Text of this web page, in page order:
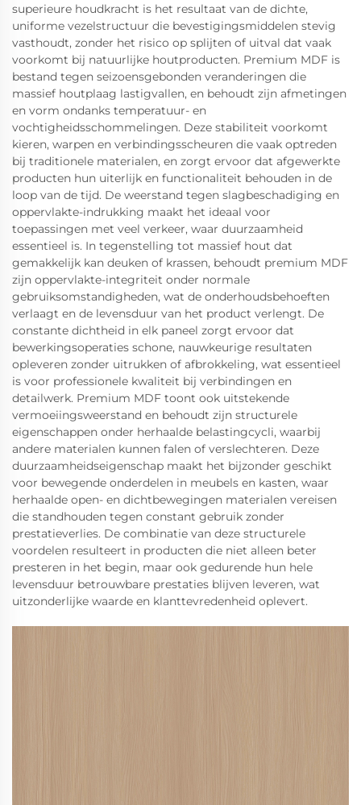
superieure houdkracht is het resultaat van de dichte,
uniforme vezelstructuur die bevestigingsmiddelen stevig
vasthoudt, zonder het risico op splijten of uitval dat vaak
voorkomt bij natuurlijke houtproducten. Premium MDF is
bestand tegen seizoensgebonden veranderingen die
massief houtplaag lastigvallen, en behoudt zijn afmetingen
en vorm ondanks temperatuur- en
vochtigheidsschommelingen. Deze stabiliteit voorkomt
kieren, warpen en verbindingsscheuren die vaak optreden
bij traditionele materialen, en zorgt ervoor dat afgewerkte
producten hun uiterlijk en functionaliteit behouden in de
loop van de tijd. De weerstand tegen slagbeschadiging en
oppervlakte-indrukking maakt het ideaal voor
toepassingen met veel verkeer, waar duurzaamheid
essentieel is. In tegenstelling tot massief hout dat
gemakkelijk kan deuken of krassen, behoudt premium MDF
zijn oppervlakte-integriteit onder normale
gebruiksomstandigheden, wat de onderhoudsbehoeften
verlaagt en de levensduur van het product verlengt. De
constante dichtheid in elk paneel zorgt ervoor dat
bewerkingsoperaties schone, nauwkeurige resultaten
opleveren zonder uitrukken of afbrokkeling, wat essentieel
is voor professionele kwaliteit bij verbindingen en
detailwerk. Premium MDF toont ook uitstekende
vermoeiingsweerstand en behoudt zijn structurele
eigenschappen onder herhaalde belastingcycli, waarbij
andere materialen kunnen falen of verslechteren. Deze
duurzaamheidseigenschap maakt het bijzonder geschikt
voor bewegende onderdelen in meubels en kasten, waar
herhaalde open- en dichtbewegingen materialen vereisen
die standhouden tegen constant gebruik zonder
prestatieverlies. De combinatie van deze structurele
voordelen resulteert in producten die niet alleen beter
presteren in het begin, maar ook gedurende hun hele
levensduur betrouwbare prestaties blijven leveren, wat
uitzonderlijke waarde en klanttevredenheid oplevert.